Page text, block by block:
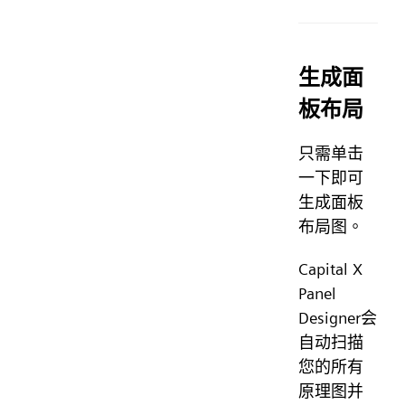
生成面
板布局
只需单击
一下即可
生成面板
布局图。
Capital X
Panel
Designer会
自动扫描
您的所有
原理图并